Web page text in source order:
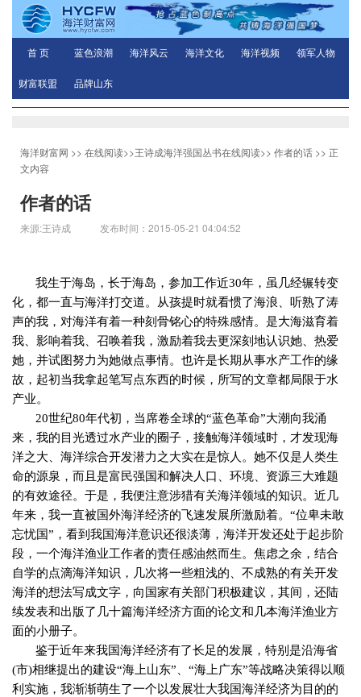
首 页 蓝色浪潮 海洋风云 海洋文化 海洋视频 领军人物
财富联盟 品牌山东
海洋财富网 >> 在线阅读>>王诗成海洋强国丛书在线阅读>> 作者的话 >> 正
文内容
作者的话
来源:王诗成 发布时间：2015-05-21 04:04:52
我生于海岛，长于海岛，参加工作近30年，虽几经辗转变
化，都一直与海洋打交道。从孩提时就看惯了海浪、听熟了涛
声的我，对海洋有着一种刻骨铭心的特殊感情。是大海滋育着
我、影响着我、召唤着我，激励着我去更深刻地认识她、热爱
她，并试图努力为她做点事情。也许是长期从事水产工作的缘
故，起初当我拿起笔写点东西的时候，所写的文章都局限于水
产业。
20世纪80年代初，当席卷全球的“蓝色革命”大潮向我涌
来，我的目光透过水产业的圈子，接触海洋领域时，才发现海
洋之大、海洋综合开发潜力之大实在是惊人。她不仅是人类生
命的源泉，而且是富民强国和解决人口、环境、资源三大难题
的有效途径。于是，我便注意涉猎有关海洋领域的知识。近几
年来，我一直被国外海洋经济的飞速发展所激励着。“位卑未敢
忘忧国”，看到我国海洋意识还很淡薄，海洋开发还处于起步阶
段，一个海洋渔业工作者的责任感油然而生。焦虑之余，结合
自学的点滴海洋知识，几次将一些粗浅的、不成熟的有关开发
海洋的想法写成文字，向国家有关部门积极建议，其间，还陆
续发表和出版了几十篇海洋经济方面的论文和几本海洋渔业方
面的小册子。
鉴于近年来我国海洋经济有了长足的发展，特别是沿海省
(市)相继提出的建设“海上山东”、“海上广东”等战略决策得以顺
利实施，我渐渐萌生了一个以发展壮大我国海洋经济为目的的